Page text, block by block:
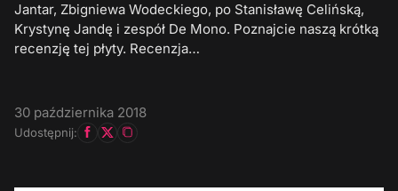
Jantar, Zbigniewa Wodeckiego, po Stanisławę Celińską,
Krystynę Jandę i zespół De Mono. Poznajcie naszą krótką
recenzję tej płyty. Recenzja…
30 października 2018
Udostępnij: